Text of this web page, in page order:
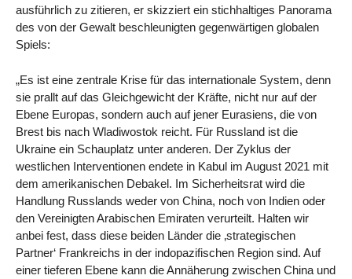
ausführlich zu zitieren, er skizziert ein stichhaltiges Panorama
des von der Gewalt beschleunigten gegenwärtigen globalen
Spiels:
„Es ist eine zentrale Krise für das internationale System, denn
sie prallt auf das Gleichgewicht der Kräfte, nicht nur auf der
Ebene Europas, sondern auch auf jener Eurasiens, die von
Brest bis nach Wladiwostok reicht. Für Russland ist die
Ukraine ein Schauplatz unter anderen. Der Zyklus der
westlichen Interventionen endete in Kabul im August 2021 mit
dem amerikanischen Debakel. Im Sicherheitsrat wird die
Handlung Russlands weder von China, noch von Indien oder
den Vereinigten Arabischen Emiraten verurteilt. Halten wir
anbei fest, dass diese beiden Länder die ‚strategischen
Partner‘ Frankreichs in der indopazifischen Region sind. Auf
einer tieferen Ebene kann die Annäherung zwischen China und